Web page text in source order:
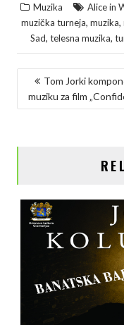
c
e
b
o
o
i
t
t
e
r
Muzika Alice in
muzička turneja, muzika,
Sad, telesna muzika,
KRETANJE
ČLANKA
Tom Jorki
muziku za film